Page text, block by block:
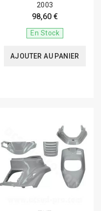
2003
98,60 €
En Stock
AJOUTER AU PANIER